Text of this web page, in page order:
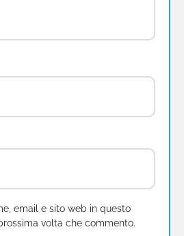
email e sito web in questo
volta che commento.